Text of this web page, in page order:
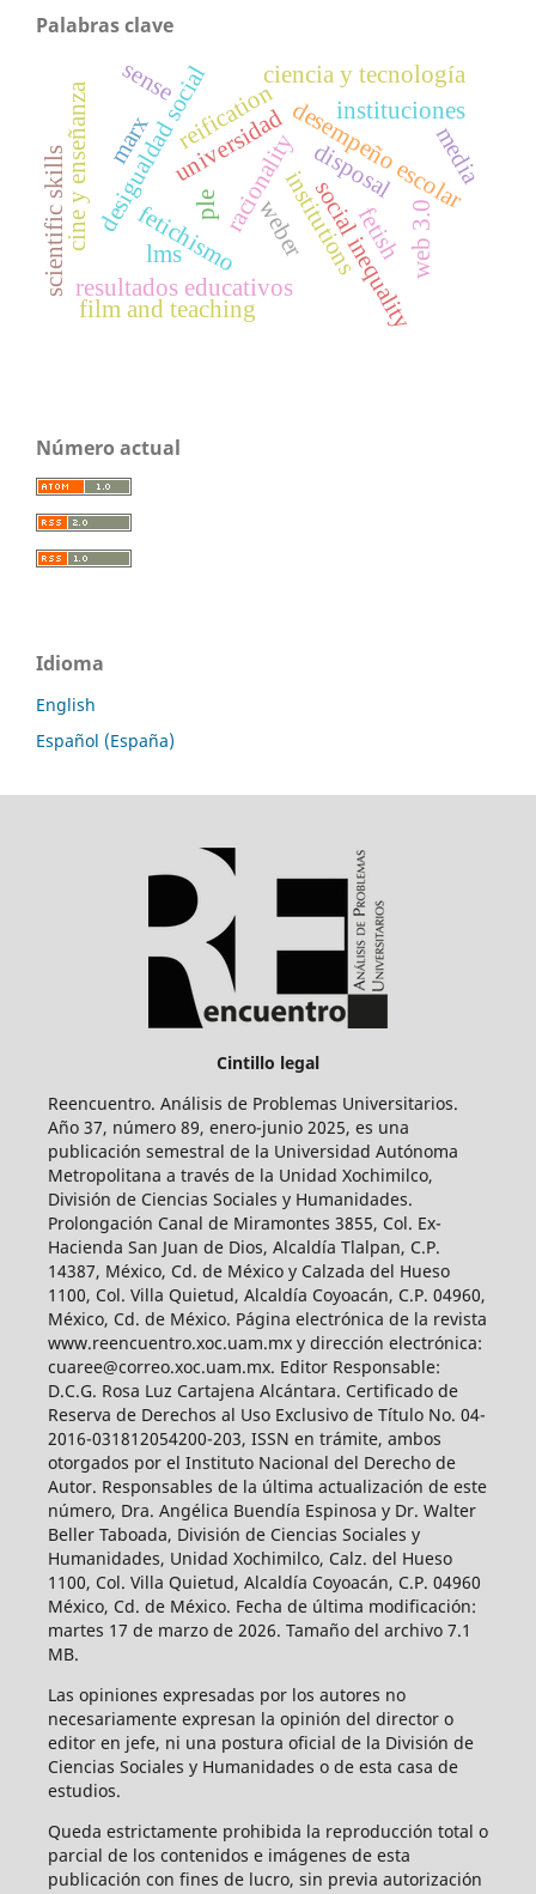
Palabras clave
universidad
fetichismo
resultados educativos
desempeño escolar
social inequality
desigualdad socialracionality
weberinstitutions
instituciones
fetish
disposal
reification
marx media
film and teaching
cine y enseñanza
scientific skills
ciencia y tecnología
ple
lms web 3.0
sense
Número actual
Idioma
English
Español (España)
Cintillo legal
Reencuentro. Análisis de Problemas Universitarios.
Año 37, número 89, enero-junio 2025, es una
publicación semestral de la Universidad Autónoma
Metropolitana a través de la Unidad Xochimilco,
División de Ciencias Sociales y Humanidades.
Prolongación Canal de Miramontes 3855, Col. Ex-
Hacienda San Juan de Dios, Alcaldía Tlalpan, C.P.
14387, México, Cd. de México y Calzada del Hueso
1100, Col. Villa Quietud, Alcaldía Coyoacán, C.P. 04960,
México, Cd. de México. Página electrónica de la revista
www.reencuentro.xoc.uam.mx y dirección electrónica:
cuaree@correo.xoc.uam.mx. Editor Responsable:
D.C.G. Rosa Luz Cartajena Alcántara. Certificado de
Reserva de Derechos al Uso Exclusivo de Título No. 04-
2016-031812054200-203, ISSN en trámite, ambos
otorgados por el Instituto Nacional del Derecho de
Autor. Responsables de la última actualización de este
número, Dra. Angélica Buendía Espinosa y Dr. Walter
Beller Taboada, División de Ciencias Sociales y
Humanidades, Unidad Xochimilco, Calz. del Hueso
1100, Col. Villa Quietud, Alcaldía Coyoacán, C.P. 04960
México, Cd. de México. Fecha de última modificación:
martes 17 de marzo de 2026. Tamaño del archivo 7.1
MB.
Las opiniones expresadas por los autores no
necesariamente expresan la opinión del director o
editor en jefe, ni una postura oficial de la División de
Ciencias Sociales y Humanidades o de esta casa de
estudios.
Queda estrictamente prohibida la reproducción total o
parcial de los contenidos e imágenes de esta
publicación con fines de lucro, sin previa autorización